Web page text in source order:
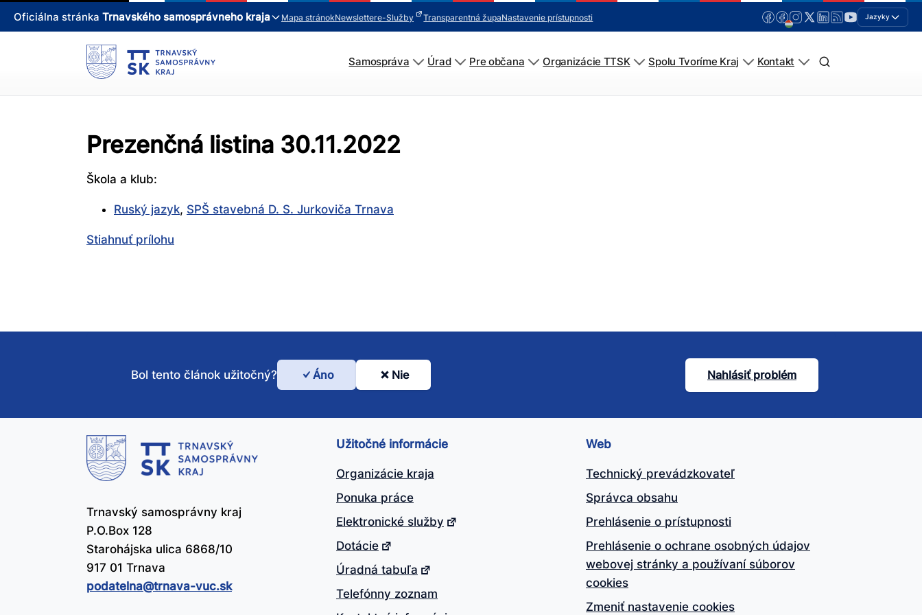
Oficiálna stránka Trnavského samosprávneho kraja Mapa stránokNewslettere-Služby Transparentná župaNastavenie prístupnosti Jazyky
Samospráva Úrad Pre občana Organizácie TTSK Spolu Tvoríme Kraj Kontakt
Prezenčná listina 30.11.2022
Škola a klub:
Ruský jazyk, SPŠ stavebná D. S. Jurkoviča Trnava
Stiahnuť prílohu
Bol
tento
článok
užitočný?
Bol tento článok užitočný? Áno Nie Nahlásiť problém
Trnavský samosprávny kraj
P.O.Box 128
Starohájska ulica 6868/10
917 01 Trnava
podatelna@​trnava-vuc.sk
Užitočné informácie
Organizácie kraja
Ponuka práce
Elektronické služby
Dotácie
Úradná tabuľa
Telefónny zoznam
Web
Technický prevádzkovateľ
Správca obsahu
Prehlásenie o prístupnosti
Prehlásenie o ochrane osobných údajov
webovej stránky a používaní súborov
cookies
Zmeniť nastavenie cookies